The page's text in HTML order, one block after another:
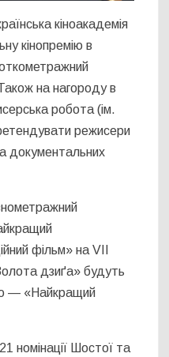
кіноакадемія
кінопремію в
на нагороду в
робота (ім.
режисери
документальних
фільм» на VII
дзиґа» будуть
— «Найкращий
номінації Шостої та